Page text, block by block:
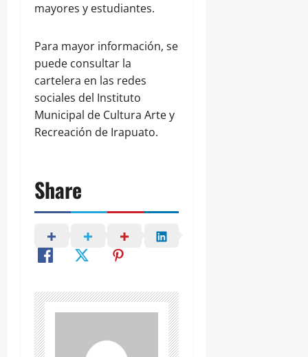
mayores y estudiantes.
Para mayor información, se
puede consultar la
cartelera en las redes
sociales del Instituto
Municipal de Cultura Arte y
Recreación de Irapuato.
Share